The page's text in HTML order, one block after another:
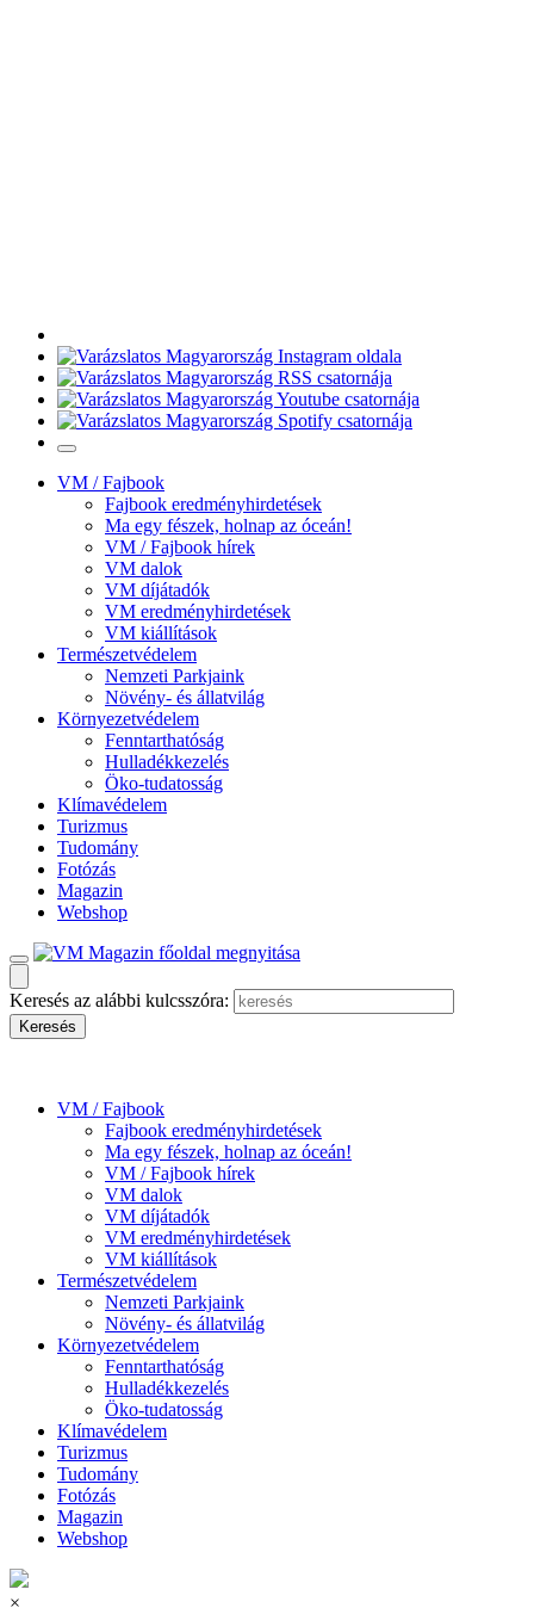
VM / Fajbook
Fajbook eredményhirdetések
Ma egy fészek, holnap az óceán!
VM / Fajbook hírek
VM dalok
VM díjátadók
VM eredményhirdetések
VM kiállítások
Természetvédelem
Nemzeti Parkjaink
Növény- és állatvilág
Környezetvédelem
Fenntarthatóság
Hulladékkezelés
Öko-tudatosság
Klímavédelem
Turizmus
Tudomány
Fotózás
Magazin
Webshop
Keresés az alábbi kulcsszóra:
VM / Fajbook
Fajbook eredményhirdetések
Ma egy fészek, holnap az óceán!
VM / Fajbook hírek
VM dalok
VM díjátadók
VM eredményhirdetések
VM kiállítások
Természetvédelem
Nemzeti Parkjaink
Növény- és állatvilág
Környezetvédelem
Fenntarthatóság
Hulladékkezelés
Öko-tudatosság
Klímavédelem
Turizmus
Tudomány
Fotózás
Magazin
Webshop
×